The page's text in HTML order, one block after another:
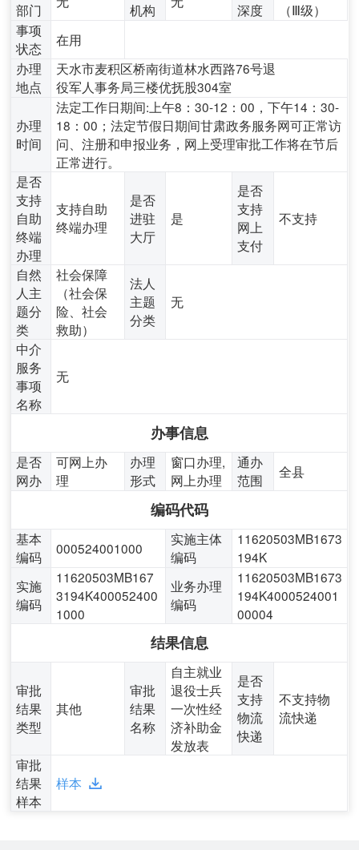
部门
机构
深度
（Ⅲ级）
事项
状态
在用
办理
地点
天水市麦积区桥南街道林水西路76号退
役军人事务局三楼优抚股304室
办理
时间
法定工作日期间:上午8：30-12：00，下午14：30-
18：00；法定节假日期间甘肃政务服务网可正常访
问、注册和申报业务，网上受理审批工作将在节后
正常进行。
是否
支持
自助
终端
办理
支持自助
终端办理
是否
进驻
大厅
是
是否
支持
网上
支付
不支持
自然
人主
题分
类
社会保障
（社会保
险、社会
救助）
法人
主题
分类
无
中介
服务
事项
名称
无
办事信息
是否
网办
可网上办
理
办理
形式
窗口办理,
网上办理
通办
范围
全县
编码代码
基本
编码
000524001000
实施主体
编码
11620503MB1673
194K
实施
编码
11620503MB167
3194K400052400
1000
业务办理
编码
11620503MB1673
194K4000524001
00004
结果信息
审批
结果
类型
其他
审批
结果
名称
自主就业
退役士兵
一次性经
济补助金
发放表
是否
支持
物流
快递
不支持物
流快递
审批
结果
样本
样本